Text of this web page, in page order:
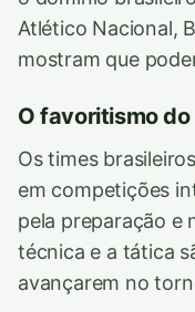
Atlético Nacional,
mostram que
O favoritismo
Os times
em competições
pela preparação e
técnica e a tática
avançarem no